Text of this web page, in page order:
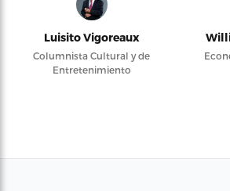
Luisito Vigoreaux
Columnista Cultural y de
Entretenimiento